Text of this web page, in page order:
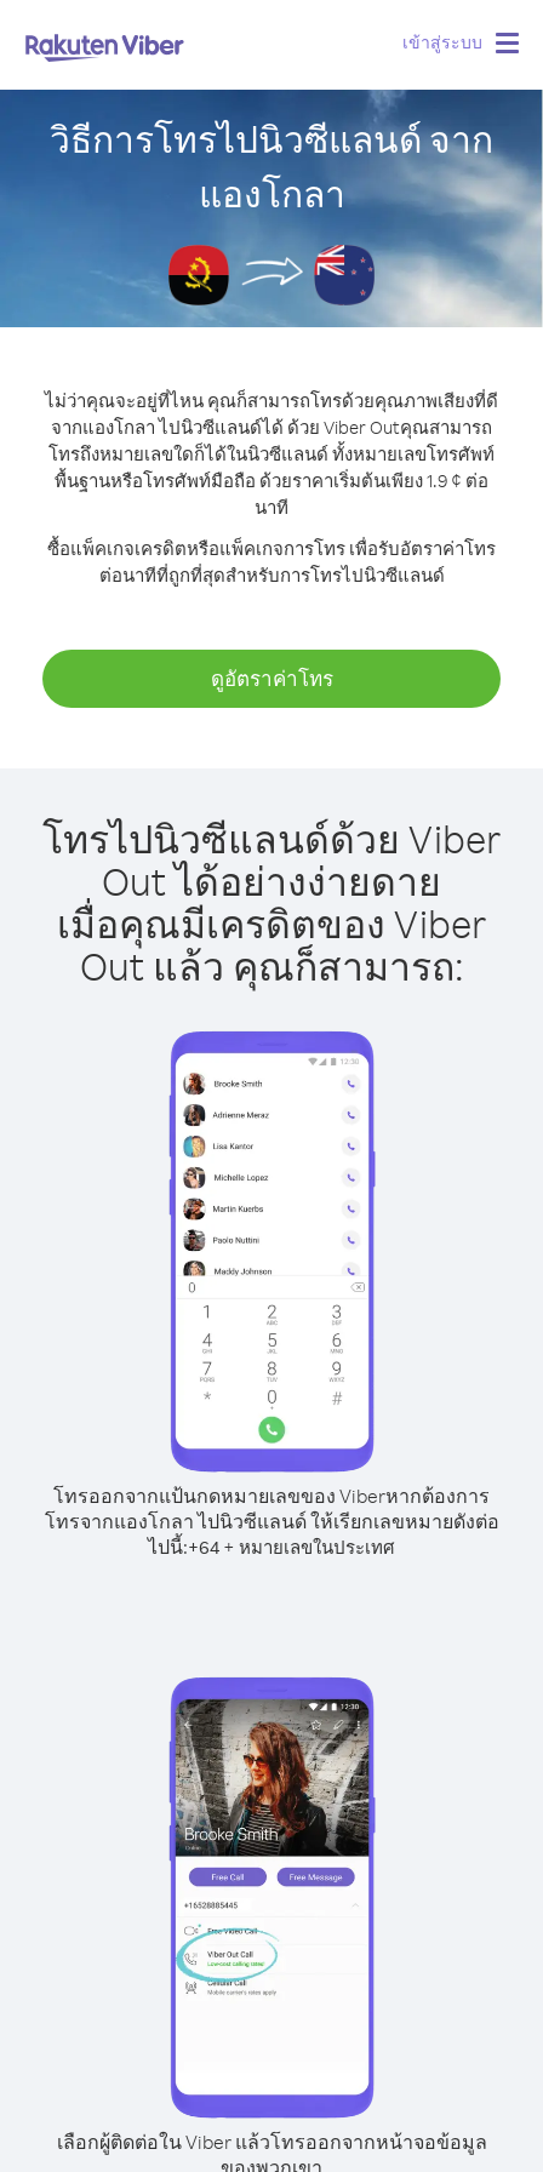
เข้าสู่ระบบ
วิธีการโทรไปนิวซีแลนด์ จาก
แองโกลา
ไม่ว่าคุณจะอยู่ที่ไหน คุณก็สามารถโทรด้วยคุณภาพเสียงที่ดี
จากแองโกลา ไปนิวซีแลนด์ได้ ด้วย Viber Outคุณสามารถ
โทรถึงหมายเลขใดก็ได้ในนิวซีแลนด์ ทั้งหมายเลขโทรศัพท์
พื้นฐานหรือโทรศัพท์มือถือ ด้วยราคาเริ่มต้นเพียง 1.9 ¢ ต่อ
นาที
ซื้อแพ็คเกจเครดิตหรือแพ็คเกจการโทร เพื่อรับอัตราค่าโทร
ต่อนาทีที่ถูกที่สุดสำหรับการโทรไปนิวซีแลนด์
ดูอัตราค่าโทร
โทรไปนิวซีแลนด์ด้วย Viber
Out ได้อย่างง่ายดาย
เมื่อคุณมีเครดิตของ Viber
Out แล้ว คุณก็สามารถ:
โทรออกจากแป้นกดหมายเลขของ Viberหากต้องการ
โทรจากแองโกลา ไปนิวซีแลนด์ ให้เรียกเลขหมายดังต่อ
ไปนี้:+64 + หมายเลขในประเทศ
เลือกผู้ติดต่อใน Viber แล้วโทรออกจากหน้าจอข้อมูล
ของพวกเขา